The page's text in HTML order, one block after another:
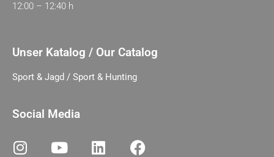
12:00 – 12:40 h
Unser Katalog / Our Catalog
Sport & Jagd / Sport & Hunting
Social Media